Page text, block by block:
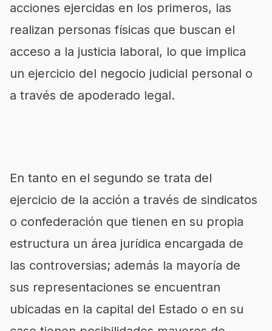
acciones ejercidas en los primeros, las
realizan personas físicas que buscan el
acceso a la justicia laboral, lo que implica
un ejercicio del negocio judicial personal o
a través de apoderado legal.
En tanto en el segundo se trata del
ejercicio de la acción a través de sindicatos
o confederación que tienen en su propia
estructura un área jurídica encargada de
las controversias; además la mayoría de
sus representaciones se encuentran
ubicadas en la capital del Estado o en su